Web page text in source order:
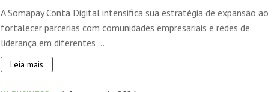
A Somapay Conta Digital intensifica sua estratégia de expansão ao
fortalecer parcerias com comunidades empresariais e redes de
liderança em diferentes ...
Leia mais